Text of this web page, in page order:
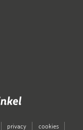
privacy cookies